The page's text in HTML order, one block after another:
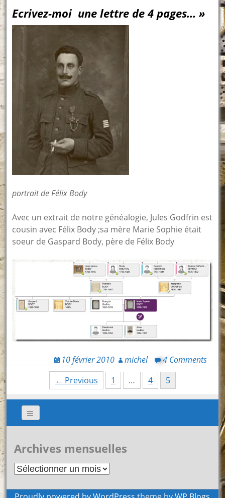
Ecrivez-moi une lettre de 4 pages… »
portrait de Félix Body
Avec un extrait de notre généalogie, Jules Godfrin est
cousin avec Félix Body ;sa mère Marie Sophie était
soeur de Gaspard Body, père de Félix Body
10 février 2010 michel 4 Comments
Posts
navigation
← Previous 1 … 4 5
Archives mensuelles
Archives